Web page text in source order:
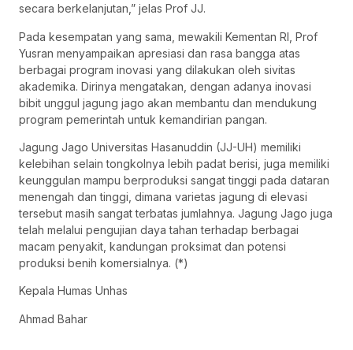
secara berkelanjutan,” jelas Prof JJ.
Pada kesempatan yang sama, mewakili Kementan RI, Prof
Yusran menyampaikan apresiasi dan rasa bangga atas
berbagai program inovasi yang dilakukan oleh sivitas
akademika. Dirinya mengatakan, dengan adanya inovasi
bibit unggul jagung jago akan membantu dan mendukung
program pemerintah untuk kemandirian pangan.
Jagung Jago Universitas Hasanuddin (JJ-UH) memiliki
kelebihan selain tongkolnya lebih padat berisi, juga memiliki
keunggulan mampu berproduksi sangat tinggi pada dataran
menengah dan tinggi, dimana varietas jagung di elevasi
tersebut masih sangat terbatas jumlahnya. Jagung Jago juga
telah melalui pengujian daya tahan terhadap berbagai
macam penyakit, kandungan proksimat dan potensi
produksi benih komersialnya. (*)
Kepala Humas Unhas
Ahmad Bahar